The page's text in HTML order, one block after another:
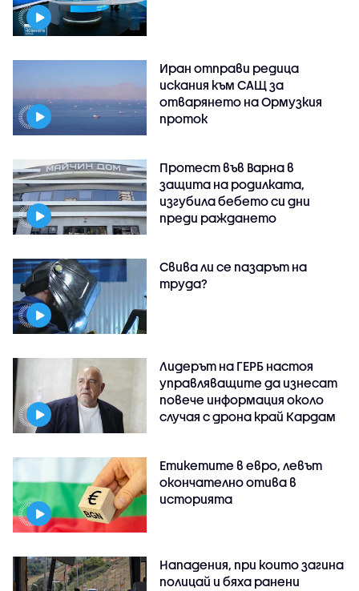
Иран отправи редица
искания към САЩ за
отварянето на Ормузкия
проток
Протест във Варна в
защита на родилката,
изгубила бебето си дни
преди раждането
Свива ли се пазарът на
труда?
Лидерът на ГЕРБ настоя
управляващите да изнесат
повече информация около
случая с дрона край Кардам
Етикетите в евро, левът
окончателно отива в
историята
Нападения, при които загина
полицай и бяха ранени